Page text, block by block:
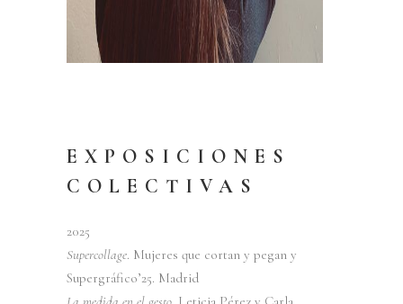
EXPOSICIONES
COLECTIVAS
2025
Supercollage. Mujeres que cortan y pegan y
Supergráfico’25. Madrid